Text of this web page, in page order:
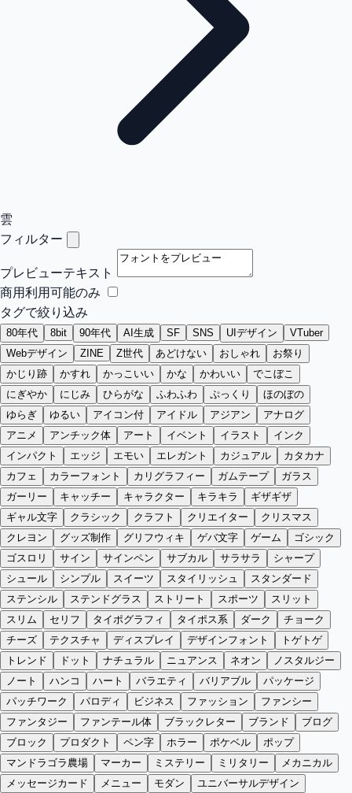
雲
フィルター
プレビューテキスト
商用利用可能のみ
タグで絞り込み
80年代 8bit 90年代 AI生成 SF SNS UIデザイン
VTuber
Webデザイン
ZINE Z世代 あどけない おしゃれ
お祭り
かじり跡
かすれ かっこいい かな かわいい
でこぼこ
にぎやか
にじみ ひらがな ふわふわ ぷっくり
ほのぼの
ゆらぎ
ゆるい アイコン付 アイドル アジアン
アナログ
アニメ
アンチック体 アート イベント イラスト
インク
インパクト
エッジ エモい エレガント カジュアル
カタカナ
カフェ
カラーフォント カリグラフィー ガムテープ
ガラス
ガーリー
キャッチー キャラクター キラキラ
ギザギザ
ギャル文字
クラシック クラフト クリエイター
クリスマス
クレヨン
グッズ制作 グリフウィキ ゲバ文字 ゲーム
ゴシック
ゴスロリ
サイン サインペン サブカル サラサラ
シャープ
シュール
シンプル スイーツ スタイリッシュ
スタンダード
ステンシル
ステンドグラス ストリート スポーツ
スリット
スリム
セリフ タイポグラフィ タイポス系 ダーク
チョーク
チーズ
テクスチャ ディスプレイ デザインフォント
トゲトゲ
トレンド
ドット ナチュラル ニュアンス ネオン
ノスタルジー
ノート
ハンコ ハート バラエティ バリアブル
パッケージ
パッチワーク
パロディ ビジネス ファッション
ファンシー
ファンタジー
ファンテール体 ブラックレター ブランド
ブログ
ブロック
プロダクト ペン字 ホラー ポケベル
ポップ
マンドラゴラ農場
マーカー ミステリー ミリタリー
メカニカル
メッセージカード
メニュー モダン
ユニバーサルデザイン